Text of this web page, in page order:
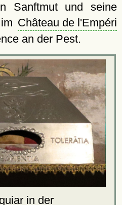
Sanftmut und seine
Château de l'Empéri
an der Pest.
in der